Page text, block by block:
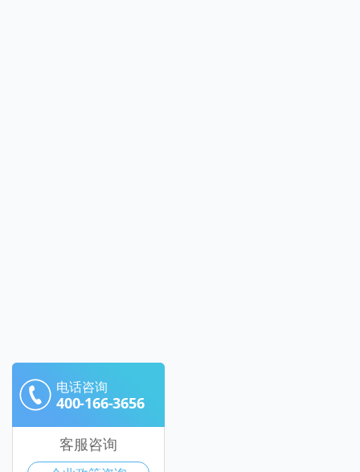
电话咨询
400-166-3656
客服咨询